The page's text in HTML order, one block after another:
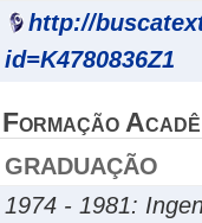
http://
id=K4780836Z1
Formação
GRADUAÇÃO
1974 - 1981: